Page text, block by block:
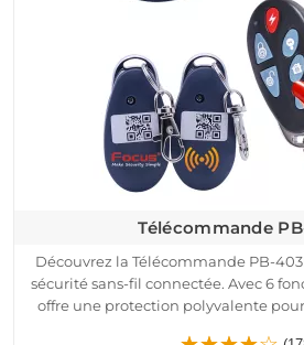
Télécommande
Découvrez la Télécommande PB-
sécurité sans-fil connectée. Avec 6
offre une protection polyvalente